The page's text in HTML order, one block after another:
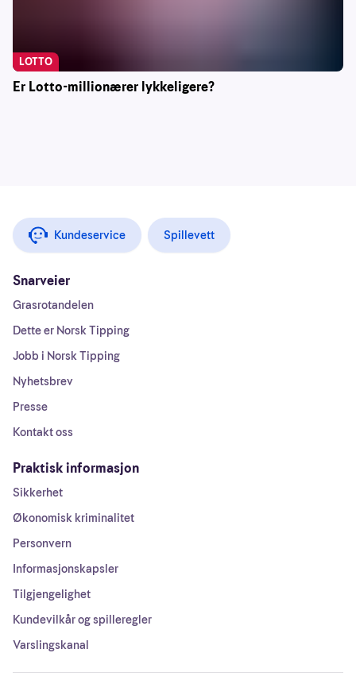
Er Lotto-millionærer lykkeligere?
LOTTO
Kundeservice Spillevett
Snarveier
Grasrotandelen
Dette er Norsk Tipping
Jobb i Norsk Tipping
Nyhetsbrev
Presse
Kontakt oss
Praktisk informasjon
Sikkerhet
Økonomisk kriminalitet
Personvern
Informasjonskapsler
Tilgjengelighet
Kundevilkår og spilleregler
Varslingskanal